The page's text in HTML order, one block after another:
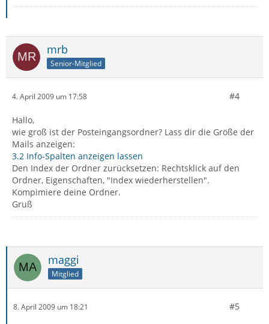
mrb
Senior-Mitglied
4. April 2009 um 17:58 #4
Hallo,
wie groß ist der Posteingangsordner? Lass dir die Größe der
Mails anzeigen:
3.2 Info-Spalten anzeigen lassen
Den Index der Ordner zurücksetzen: Rechtsklick auf den
Ordner, Eigenschaften, "Index wiederherstellen".
Kompimiere deine Ordner.
Gruß
maggi
Mitglied
8. April 2009 um 18:21 #5